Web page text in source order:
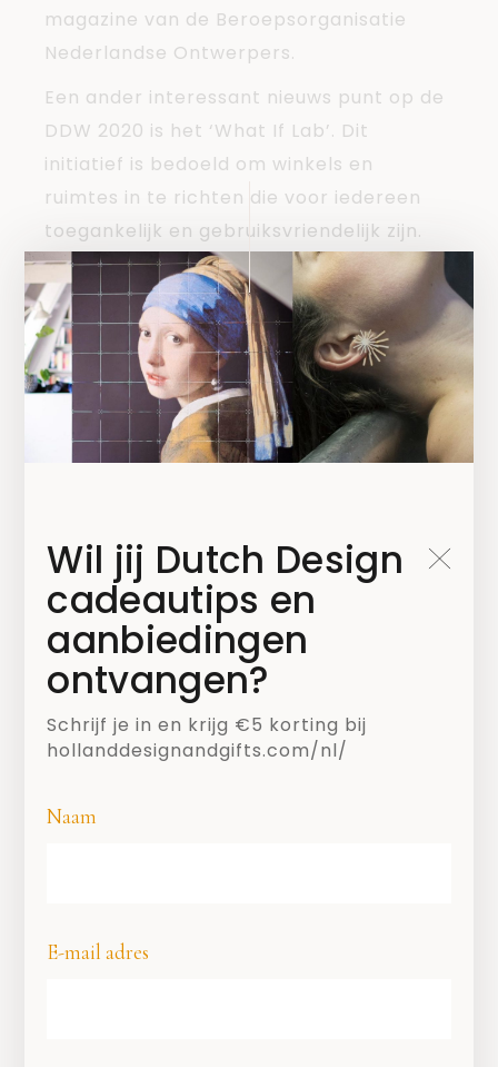
Wil jij Dutch Design
cadeautips en
aanbiedingen
ontvangen?
Schrijf je in en krijg €5 korting bij
hollanddesignandgifts.com/nl/
Naam
E-mail adres
magazine van de Beroepsorganisatie
Nederlandse Ontwerpers.
Een ander interessant nieuws punt op de
DDW 2020 is het ‘What If Lab’. Dit
initiatief is bedoeld om winkels en
ruimtes in te richten die voor iedereen
toegankelijk en gebruiksvriendelijk zijn.
Uit 17 aanmeldingen zijn er vijf bureaus
geselecteerd die genoeg expertise en
aanpak hebben om dit probleem uit te
werken en antwoord op te geven. Samen
met ervaringsdeskundigen onderzoeken
de bureaus wat wel niet mogelijk is voor
mensen met een beperking. Wanneer dit
ontwerpvragen én antwoorden. Twee
van de vijf bureaus worden vervolgens
geselecteerd voor de doorontwikkeling
van hun concept.
#DDW2020
DUTCHDESIGNER